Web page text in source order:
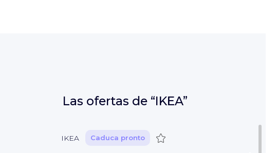
Las ofertas de“IKEA”
IKEA Caduca pronto Guardar